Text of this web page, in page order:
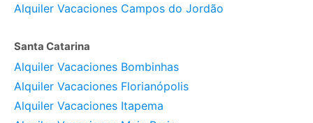
Alquiler Vacaciones Campos do Jordão
Santa Catarina
Alquiler Vacaciones Bombinhas
Alquiler Vacaciones Florianópolis
Alquiler Vacaciones Itapema